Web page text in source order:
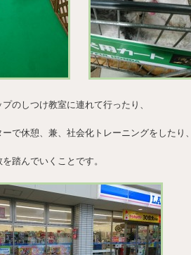
のしつけ教室に連れて行ったり、
で休憩、兼、社会化トレーニングをしたり、
踏んでいくことです。